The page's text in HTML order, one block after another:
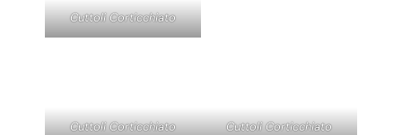
Cuttoli Corticchiato
Cuttoli Corticchiato Cuttoli Corticchiato